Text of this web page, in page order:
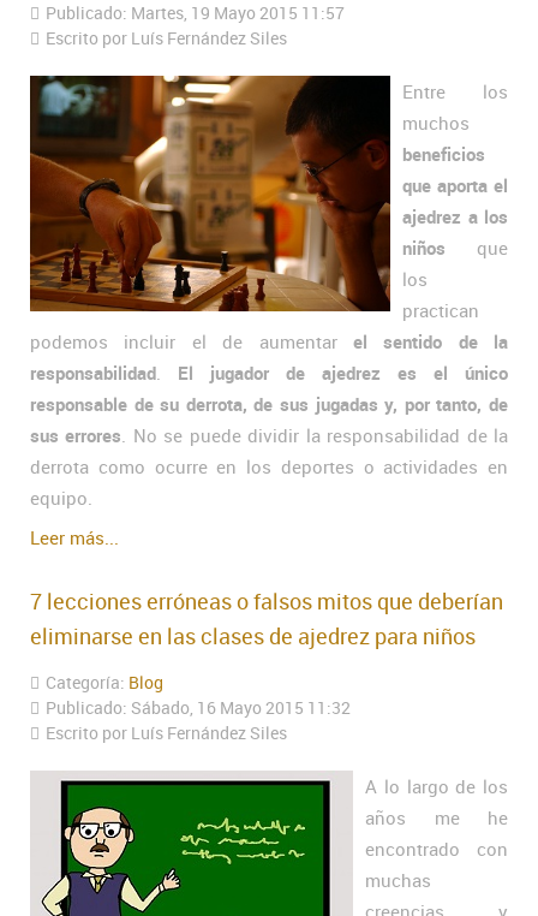
Publicado: Martes, 19 Mayo 2015 11:57
Escrito por Luís Fernández Siles
Entre los
muchos
beneficios
que aporta el
ajedrez a los
niños que
los
practican
podemos incluir el de aumentar el sentido de la
responsabilidad
El jugador de ajedrez es el único
responsable de su derrota, de sus jugadas y, por tanto, de
sus errores . No se puede dividir la responsabilidad de la
derrota como ocurre en los deportes o actividades en
equipo.
Leer más...
7 lecciones erróneas o falsos mitos que deberían
eliminarse en las clases de ajedrez para niños
Categoría: Blog
Publicado: Sábado, 16 Mayo 2015 11:32
Escrito por Luís Fernández Siles
A lo largo de los
años me he
encontrado con
muchas
creencias y